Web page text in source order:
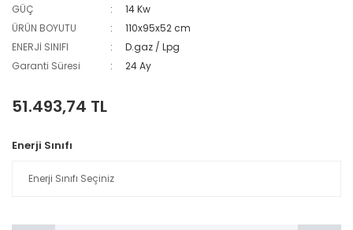
GÜÇ
14 Kw
ÜRÜN BOYUTU
110x95x52 cm
ENERJİ SINIFI
D.gaz / Lpg
Garanti Süresi
24 Ay
51.493,74 TL
Enerji Sınıfı